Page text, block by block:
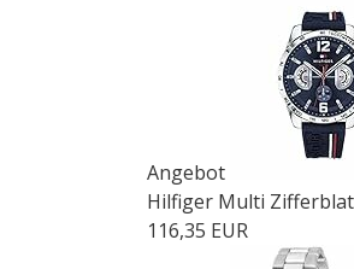
Angebot
Hilfiger Multi
116,35 EUR